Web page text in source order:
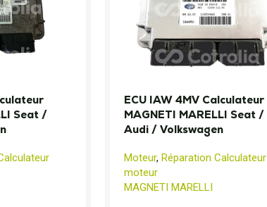
Seat /
ECU IAW 4MV Calculateur
MAGNETI MARELLI Seat /
Audi / Volkswagen
Moteur, Réparation Calculateur
moteur
MAGNETI MARELLI